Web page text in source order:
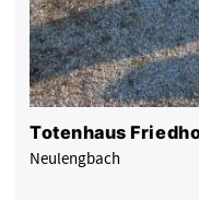
Totenhaus
Neulengbach